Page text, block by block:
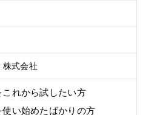
式会社
これから試したい方
使い始めたばかりの方